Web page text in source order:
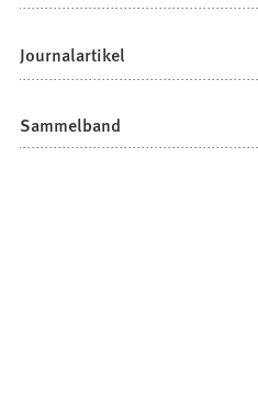
Journalartikel
Sammelband